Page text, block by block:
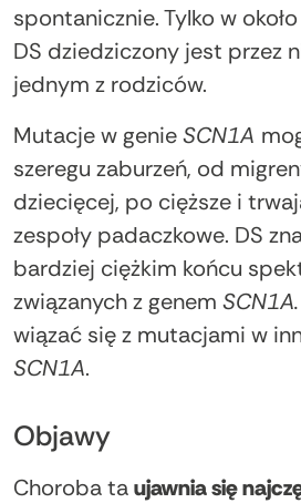
spontanicznie. Tylko w
DS dziedziczony jest przez
jednym z rodziców.
Mutacje w genieSCN1A
szeregu zaburzeń, od
dziecięcej, po cięższe i
zespoły padaczkowe. DS
bardziej ciężkim końcu
związanych z genem SCN1A.
wiązać się z mutacjami w
SCN1A.
Objawy
Choroba taujawnia się